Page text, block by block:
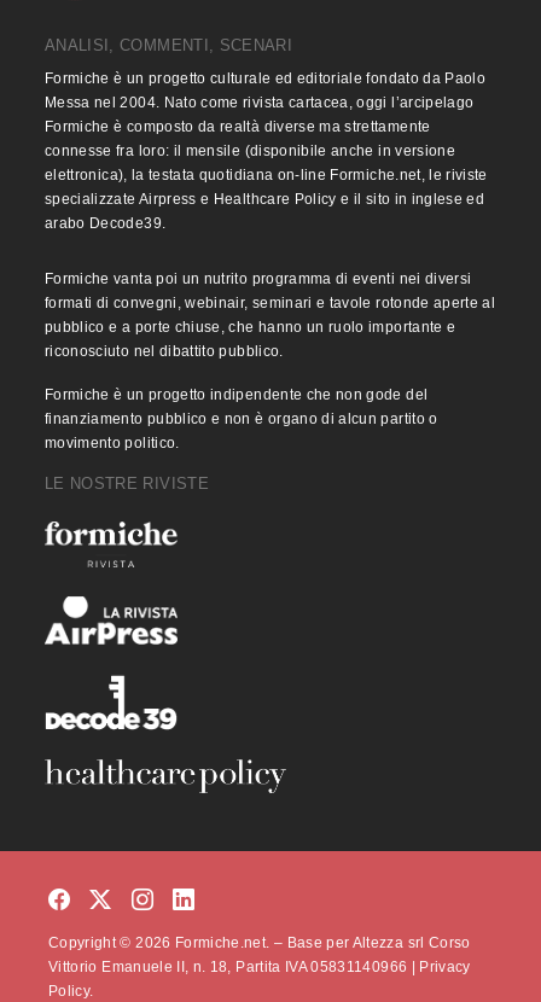
ANALISI, COMMENTI, SCENARI
Formiche è un progetto culturale ed editoriale fondato da Paolo
Messa nel 2004. Nato come rivista cartacea, oggi l’arcipelago
Formiche è composto da realtà diverse ma strettamente
connesse fra loro: il mensile (disponibile anche in versione
elettronica), la testata quotidiana on-line Formiche.net, le riviste
specializzate Airpress e Healthcare Policy e il sito in inglese ed
arabo Decode39.
Formiche vanta poi un nutrito programma di eventi nei diversi
formati di convegni, webinair, seminari e tavole rotonde aperte al
pubblico e a porte chiuse, che hanno un ruolo importante e
riconosciuto nel dibattito pubblico.
Formiche è un progetto indipendente che non gode del
finanziamento pubblico e non è organo di alcun partito o
movimento politico.
LE NOSTRE RIVISTE
Copyright © 2026 Formiche.net. – Base per Altezza srl Corso
Vittorio Emanuele II, n. 18, Partita IVA 05831140966 |
Privacy
Policy.